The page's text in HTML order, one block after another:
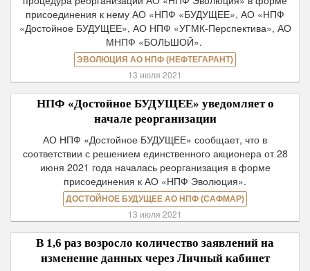
присоединения к нему АО «НПФ «БУДУЩЕЕ», АО «НПФ
«Достойное БУДУЩЕЕ», АО НПФ «УГМК-Перспектива», АО
МНПФ «БОЛЬШОЙ».
ЭВОЛЮЦИЯ АО НПФ (НЕФТЕГАРАНТ)
13 июля 2021
НПФ «Достойное БУДУЩЕЕ» уведомляет о
начале реорганизации
АО НПФ «Достойное БУДУЩЕЕ» сообщает, что в
соответствии с решением единственного акционера от 28
июня 2021 года началась реорганизация в форме
присоединения к АО «НПФ Эволюция».
ДОСТОЙНОЕ БУДУЩЕЕ АО НПФ (САФМАР)
13 июля 2021
В 1,6 раз возросло количество заявлений на
изменение данных через Личный кабинет